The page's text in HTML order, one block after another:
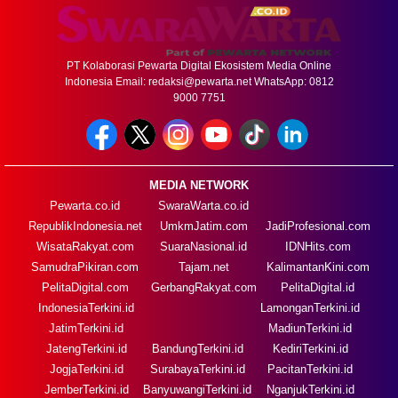
PT Kolaborasi Pewarta Digital Ekosistem Media Online
Indonesia Email: redaksi@pewarta.netWhatsApp: 0812
9000 7751
MEDIA NETWORK
Pewarta.co.id
RepublikIndonesia.net
WisataRakyat.com
SamudraPikiran.com
PelitaDigital.com
SwaraWarta.co.id
UmkmJatim.com
SuaraNasional.id
Tajam.net
GerbangRakyat.com
JadiProfesional.com
IDNHits.com
KalimantanKini.com
PelitaDigital.id
IndonesiaTerkini.id
JatimTerkini.id
JatengTerkini.id
JogjaTerkini.id
JemberTerkini.id
BandungTerkini.id
SurabayaTerkini.id
BanyuwangiTerkini.id
LamonganTerkini.id
MadiunTerkini.id
KediriTerkini.id
PacitanTerkini.id
NganjukTerkini.id